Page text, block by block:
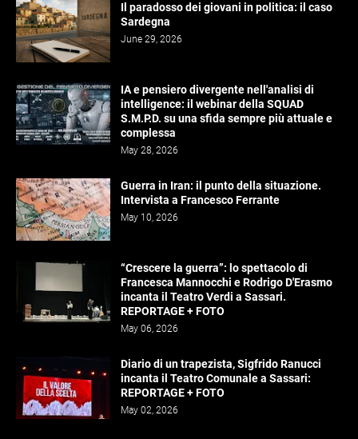
Il paradosso dei giovani in politica: il caso
Sardegna
June 29, 2026
IA e pensiero divergente nell'analisi di
intelligence: il webinar della SQUAD
S.M.P.D. su una sfida sempre più attuale e
complessa
May 28, 2026
Guerra in Iran: il punto della situazione.
Intervista a Francesco Ferrante
May 10, 2026
“Crescere la guerra”: lo spettacolo di
Francesca Mannocchi e Rodrigo D'Erasmo
incanta il Teatro Verdi a Sassari.
REPORTAGE + FOTO
May 06, 2026
Diario di un trapezista, Sigfrido Ranucci
incanta il Teatro Comunale a Sassari:
REPORTAGE + FOTO
May 02, 2026